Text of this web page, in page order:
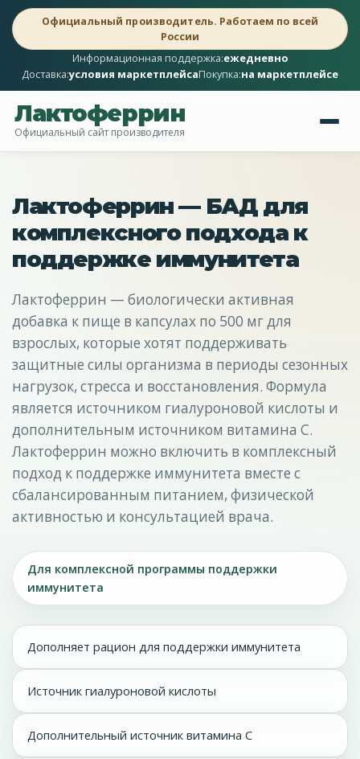
Официальный производитель. Работаем по всей
России
Информационная поддержка:ежедневно
Доставка:условия маркетплейсаПокупка:на маркетплейсе
Лактоферрин
Официальный сайт производителя
Лактоферрин — БАД для
комплексного подхода к
поддержке иммунитета
Лактоферрин — биологически активная
добавка к пище в капсулах по 500 мг для
взрослых, которые хотят поддерживать
защитные силы организма в периоды сезонных
нагрузок, стресса и восстановления. Формула
является источником гиалуроновой кислоты и
дополнительным источником витамина С.
Лактоферрин можно включить в комплексный
подход к поддержке иммунитета вместе с
сбалансированным питанием, физической
активностью и консультацией врача.
Для комплексной программы поддержки
иммунитета
Дополняет рацион для поддержки иммунитета
Источник гиалуроновой кислоты
Дополнительный источник витамина С